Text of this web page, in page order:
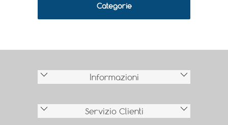
Categorie
Informazioni
Servizio Clienti